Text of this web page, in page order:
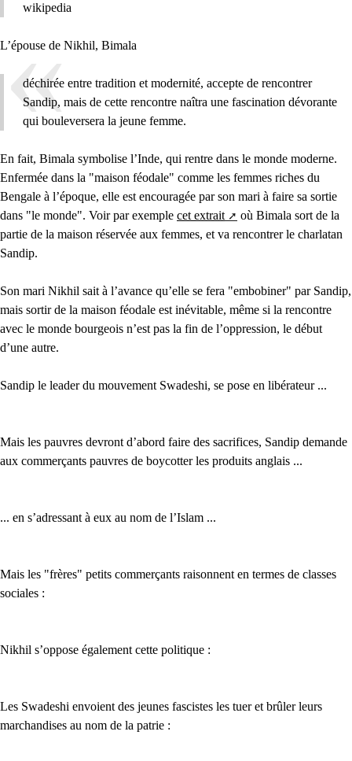
wikipedia
L’épouse de Nikhil, Bimala
déchirée entre tradition et modernité, accepte de rencontrer
Sandip, mais de cette rencontre naîtra une fascination dévorante
qui bouleversera la jeune femme.
En fait, Bimala symbolise l’Inde, qui rentre dans le monde moderne.
Enfermée dans la "maison féodale" comme les femmes riches du
Bengale à l’époque, elle est encouragée par son mari à faire sa sortie
dans "le monde". Voir par exemple cet extrait
où Bimala sort de la
partie de la maison réservée aux femmes, et va rencontrer le charlatan
Sandip.
Son mari Nikhil sait à l’avance qu’elle se fera "embobiner" par Sandip,
mais sortir de la maison féodale est inévitable, même si la rencontre
avec le monde bourgeois n’est pas la fin de l’oppression, le début
d’une autre.
Sandip le leader du mouvement Swadeshi, se pose en libérateur ...
Mais les pauvres devront d’abord faire des sacrifices, Sandip demande
aux commerçants pauvres de boycotter les produits anglais ...
... en s’adressant à eux au nom de l’Islam ...
Mais les "frères" petits commerçants raisonnent en termes de classes
sociales :
Nikhil s’oppose également cette politique :
Les Swadeshi envoient des jeunes fascistes les tuer et brûler leurs
marchandises au nom de la patrie :